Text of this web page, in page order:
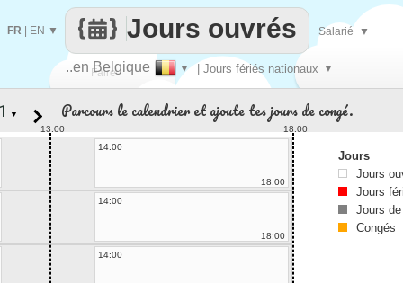
Faire
..en Belgique ▼ | Jours fériés nationaux ▼
Jours ouvrés
FR EN ▼ Salarié ▼
▼ Parcours le calendrier et ajoute tes jours de congé.
13:00
18:00
14:00
18:00
14:00
18:00
14:00
Jours
Jours
Jours
Jours
Congés